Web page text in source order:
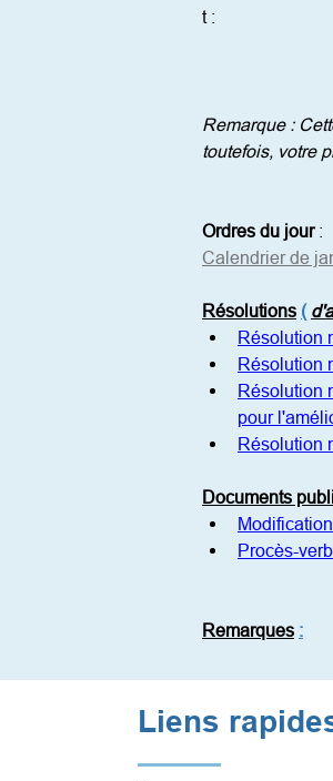
t :
Remarque :
toutefois, votre
Ordres du jour :
Calendrier de
Résolutions (
Résolution
Résolution
Résolution
pour
Résolution
Documents
Procès-
Remarques :
Liens